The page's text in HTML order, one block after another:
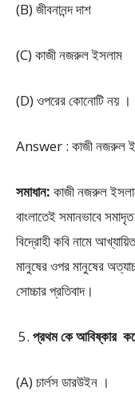
(B) জীবনানন্দ দাশ
(C) কাজী নজরুল ইসলাম
(D) ওপরের কোনোটি নয় ।
Answer : কাজী নজরুল
সমাধান: কাজী নজরুল
বাংলাতেই সমানভাবে
বিদ্রোহী কবি নামে
মানুষের ওপর মানুষের
সোচ্চার প্রতিবাদ।
প্রথম কে আবিষ্কার
(A) চার্লস ডারউইন ।